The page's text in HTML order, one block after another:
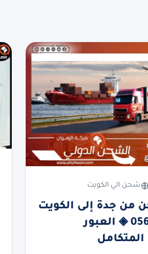
شحن الي الكويت
من جدة إلى الكويت
| 0568829975 ◈ العبور